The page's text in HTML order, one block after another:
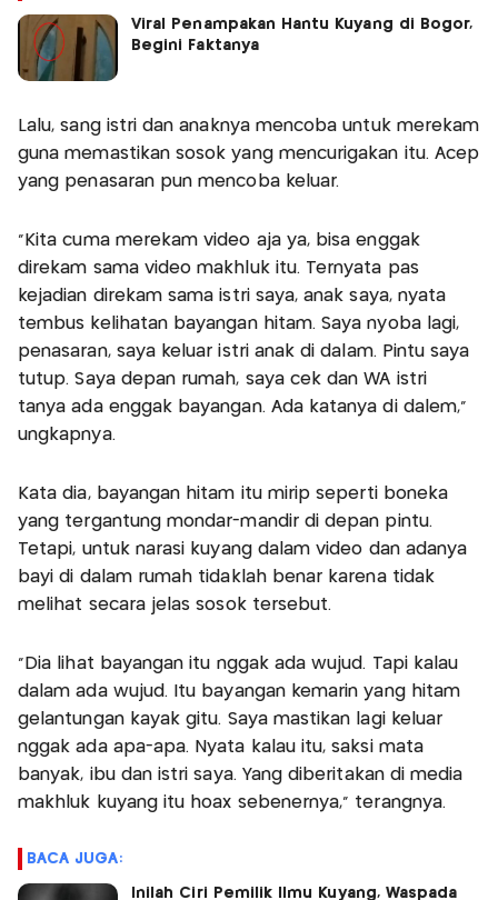
Viral Penampakan Hantu Kuyang di Bogor,
Begini Faktanya
Lalu, sang istri dan anaknya mencoba untuk merekam
guna memastikan sosok yang mencurigakan itu. Acep
yang penasaran pun mencoba keluar.
"Kita cuma merekam video aja ya, bisa enggak
direkam sama video makhluk itu. Ternyata pas
kejadian direkam sama istri saya, anak saya, nyata
tembus kelihatan bayangan hitam. Saya nyoba lagi,
penasaran, saya keluar istri anak di dalam. Pintu saya
tutup. Saya depan rumah, saya cek dan WA istri
tanya ada enggak bayangan. Ada katanya di dalem,"
ungkapnya.
Kata dia, bayangan hitam itu mirip seperti boneka
yang tergantung mondar-mandir di depan pintu.
Tetapi, untuk narasi kuyang dalam video dan adanya
bayi di dalam rumah tidaklah benar karena tidak
melihat secara jelas sosok tersebut.
"Dia lihat bayangan itu nggak ada wujud. Tapi kalau
dalam ada wujud. Itu bayangan kemarin yang hitam
gelantungan kayak gitu. Saya mastikan lagi keluar
nggak ada apa-apa. Nyata kalau itu, saksi mata
banyak, ibu dan istri saya. Yang diberitakan di media
makhluk kuyang itu hoax sebenernya," terangnya.
BACA JUGA:
Inilah Ciri Pemilik Ilmu Kuyang, Waspada